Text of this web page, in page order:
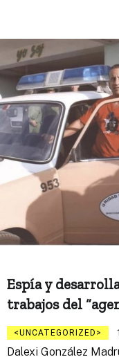
Espía y
trabajos del
UNCATEGORIZED
Dalexi González